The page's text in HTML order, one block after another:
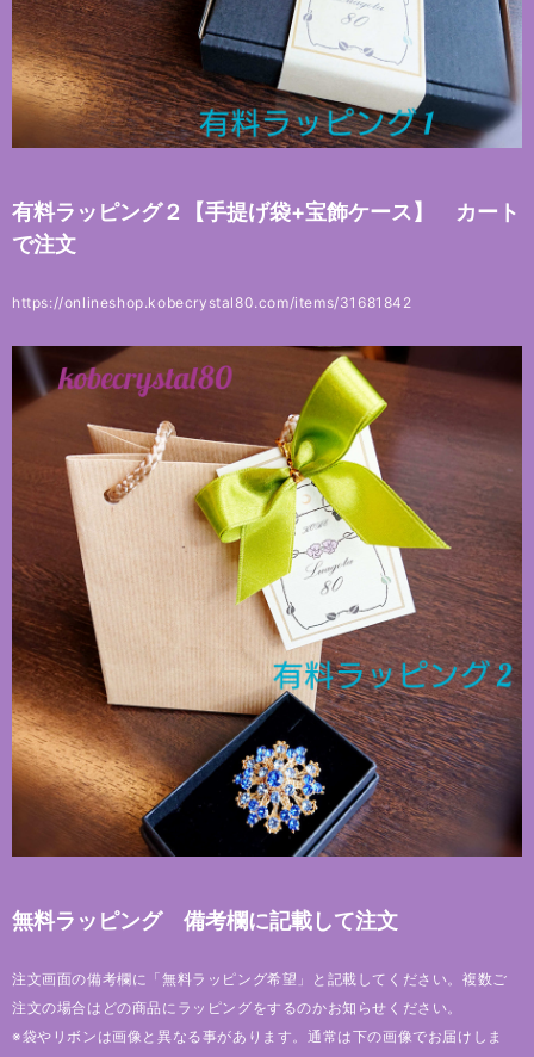
有料ラッピング２【手提げ袋+宝飾ケース】 カート
で注文
https://onlineshop.kobecrystal80.com/items/31681842
無料ラッピング 備考欄に記載して注文
注文画面の備考欄に「無料ラッピング希望」と記載してください。複数ご
注文の場合はどの商品にラッピングをするのかお知らせください。
※袋やリボンは画像と異なる事があります。通常は下の画像でお届けしま